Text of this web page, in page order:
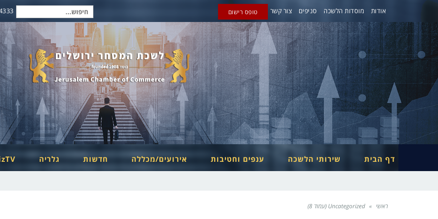
אודות מוסדות הלשכה סניפים צור קשר טופס רישום חיפוש
עבור:
דף הבית שירותי הלשכה ענפים וחטיבות אירועים/מכללה חדשות גלריה
ראשי » Uncategorized (עמוד 8)